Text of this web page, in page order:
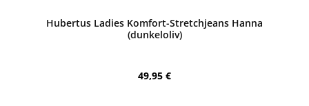
Hubertus Ladies Komfort-Stretchjeans Hanna
(dunkeloliv)
Regulärer Preis:
49,95 €